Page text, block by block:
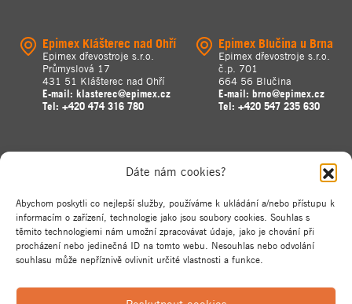
Dáte nám cookies?
Abychom poskytli co nejlepší služby, používáme k ukládání a/nebo přístupu k
informacím o zařízení, technologie jako jsou soubory cookies. Souhlas s
těmito technologiemi nám umožní zpracovávat údaje, jako je chování při
procházení nebo jedinečná ID na tomto webu. Nesouhlas nebo odvolání
souhlasu může nepříznivě ovlivnit určité vlastnosti a funkce.
Epimex Klášterec nad Ohří
Epimex dřevostroje s.r.o.
Průmyslová 17
431 51 Klášterec nad Ohří
E-mail: klasterec@epimex.cz
Tel: +420 474 316 780
Epimex Blučina u Brna
Epimex dřevostroje s.r.o.
č.p. 701
664 56 Blučina
E-mail: brno@epimex.cz
Tel: +420 547 235 630